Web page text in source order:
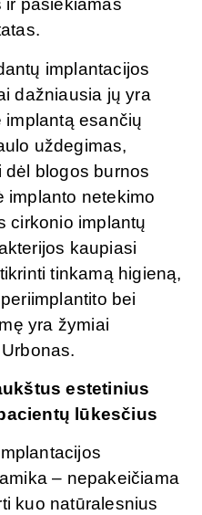
ir pasiekiamas
implantacijos
dažniausia jų yra
implantą esančių
uždegimas,
blogos burnos
implanto netekimo
cirkonio implantų
kaupiasi
tinkamą higieną,
bei
yra žymiai
estetinius
lūkesčius
– nepakeičiama
kuo natūralesnius